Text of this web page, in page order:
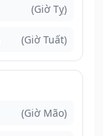
(Giờ Tỵ)
(Giờ Tuất)
(Giờ Mão)